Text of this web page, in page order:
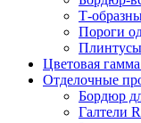
Т-
Пороги
Цветовая
Отделочные
Бордюр
Галтели